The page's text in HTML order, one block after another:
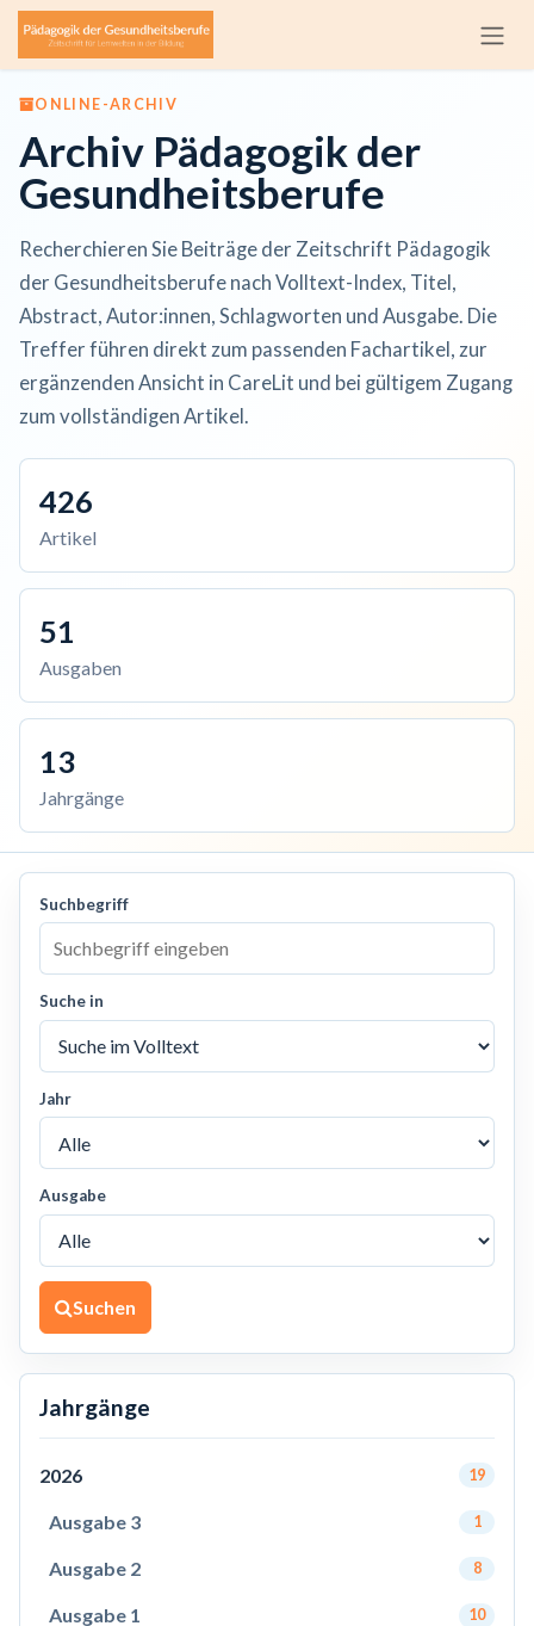
Zum Inhalt springen
ONLINE-ARCHIV
Archiv Pädagogik der
Gesundheitsberufe
Recherchieren Sie Beiträge der Zeitschrift Pädagogik
der Gesundheitsberufe nach Volltext-Index, Titel,
Abstract, Autor:innen, Schlagworten und Ausgabe. Die
Treffer führen direkt zum passenden Fachartikel, zur
ergänzenden Ansicht in CareLit und bei gültigem Zugang
zum vollständigen Artikel.
426
Artikel
51
Ausgaben
13
Jahrgänge
Suchbegriff
Suche in
Jahr
Ausgabe
Suchen
Jahrgänge
2026 19
Ausgabe 3 1
Ausgabe 2 8
Ausgabe 1 10